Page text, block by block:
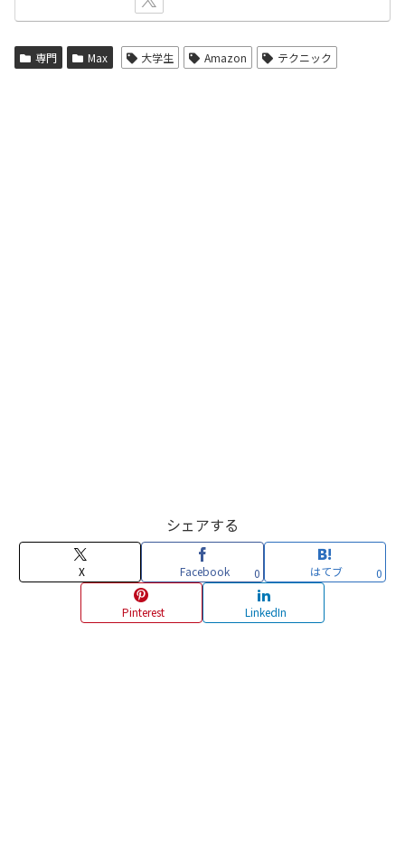
専門 Max 大学生 Amazon テクニック
シェアする
X Facebook 0 はてブ 0
Pinterest LinkedIn